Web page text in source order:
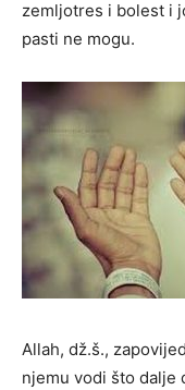
zemljotres i bolest i
pasti ne mogu.
Allah, dž.š.,
njemu vodi što dalje